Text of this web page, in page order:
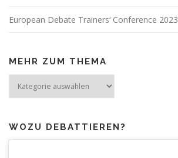
European Debate Trainers‘ Conference 2023
MEHR ZUM THEMA
zum
WOZU DEBATTIEREN?